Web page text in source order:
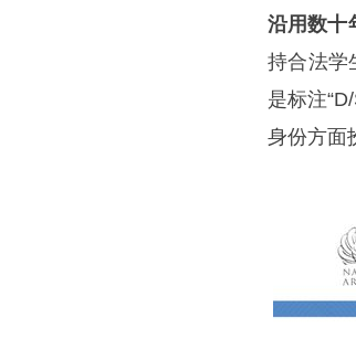
沿用数十
持合法学
是标注
身份方面